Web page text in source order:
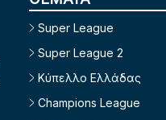
Super League
Super League 2
Κύπελλο Ελλάδας
Champions League